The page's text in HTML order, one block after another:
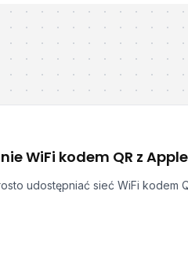
WiFi kodem QR z
udostępniać sieć WiFi kodem